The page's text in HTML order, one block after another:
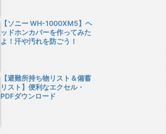
【ソニー WH-1000XM5】ヘ
ッドホンカバーを作ってみた
よ！汗や汚れを防ごう！
【避難所持ち物リスト＆備蓄
リスト】便利なエクセル・
PDFダウンロード